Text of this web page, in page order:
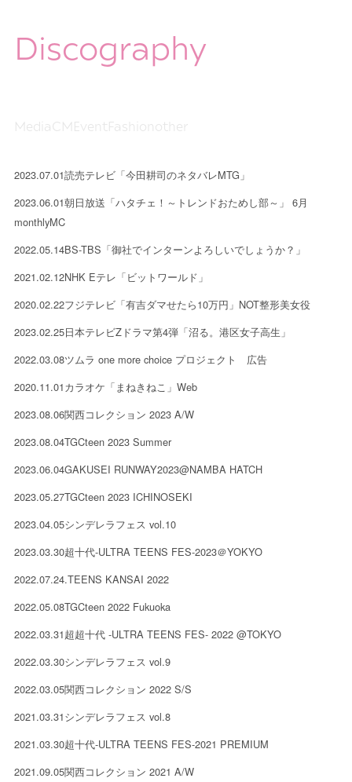
Discography
MediaCM Event Fashion other
2023.07.01読売テレビ「今田耕司のネタバレMTG」
2023.06.01朝日放送「ハタチェ！～トレンドおためし部～」 6月
monthlyMC
2022.05.14BS-TBS「御社でインターンよろしいでしょうか？」
2021.02.12NHK Eテレ「ビットワールド」
2020.02.22フジテレビ「有吉ダマせたら10万円」NOT整形美女役
2023.02.25日本テレビZドラマ第4弾「沼る。港区女子高生」
2022.03.08ツムラ one more choice プロジェクト 広告
2020.11.01カラオケ「まねきねこ」Web
2023.08.06関西コレクション 2023 A/W
2023.08.04TGCteen 2023 Summer
2023.06.04GAKUSEI RUNWAY2023@NAMBA HATCH
2023.05.27TGCteen 2023 ICHINOSEKI
2023.04.05シンデレラフェス vol.10
2023.03.30超十代-ULTRA TEENS FES-2023＠YOKYO
2022.07.24.TEENS KANSAI 2022
2022.05.08TGCteen 2022 Fukuoka
2022.03.31超超十代 -ULTRA TEENS FES- 2022 @TOKYO
2022.03.30シンデレラフェス vol.9
2022.03.05関西コレクション 2022 S/S
2021.03.31シンデレラフェス vol.8
2021.03.30超十代-ULTRA TEENS FES-2021 PREMIUM
2021.09.05関西コレクション 2021 A/W